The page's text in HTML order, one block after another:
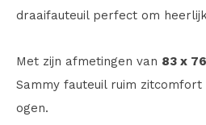
draaifauteuil perfect om
Met zijn afmetingen van 83 x
Sammy fauteuil ruim
ogen.